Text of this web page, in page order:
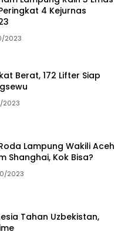
4 Kejurnas
2023
Berat, 172 Lifter Siap
2023
Lampung Wakili Aceh
Shanghai, Kok Bisa?
2023
Tahan Uzbekistan,